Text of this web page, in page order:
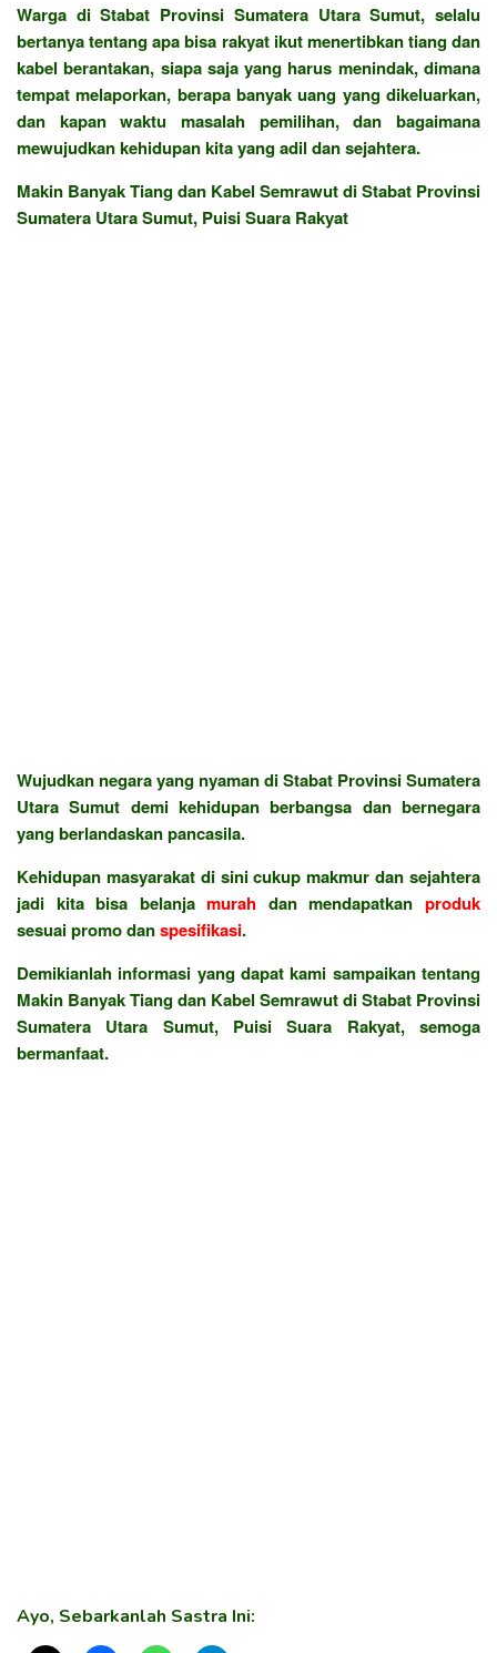
Warga di Stabat Provinsi Sumatera Utara Sumut, selalu
bertanya tentang apa bisa rakyat ikut menertibkan tiang dan
kabel berantakan, siapa saja yang harus menindak, dimana
tempat melaporkan, berapa banyak uang yang dikeluarkan,
dan kapan waktu masalah pemilihan, dan bagaimana
mewujudkan kehidupan kita yang adil dan sejahtera.
Makin Banyak Tiang dan Kabel Semrawut di Stabat Provinsi
Sumatera Utara Sumut, Puisi Suara Rakyat
Wujudkan negara yang nyaman di Stabat Provinsi Sumatera
Utara Sumut demi kehidupan berbangsa dan bernegara
yang berlandaskan pancasila.
Kehidupan masyarakat di sini cukup makmur dan sejahtera
jadi kita bisa belanjamurah dan mendapatkanproduk
sesuai promo danspesifikasi.
Demikianlah informasi yang dapat kami sampaikan tentang
Makin Banyak Tiang dan Kabel Semrawut di Stabat Provinsi
Sumatera Utara Sumut, Puisi Suara Rakyat, semoga
bermanfaat.
Ayo, Sebarkanlah Sastra Ini: